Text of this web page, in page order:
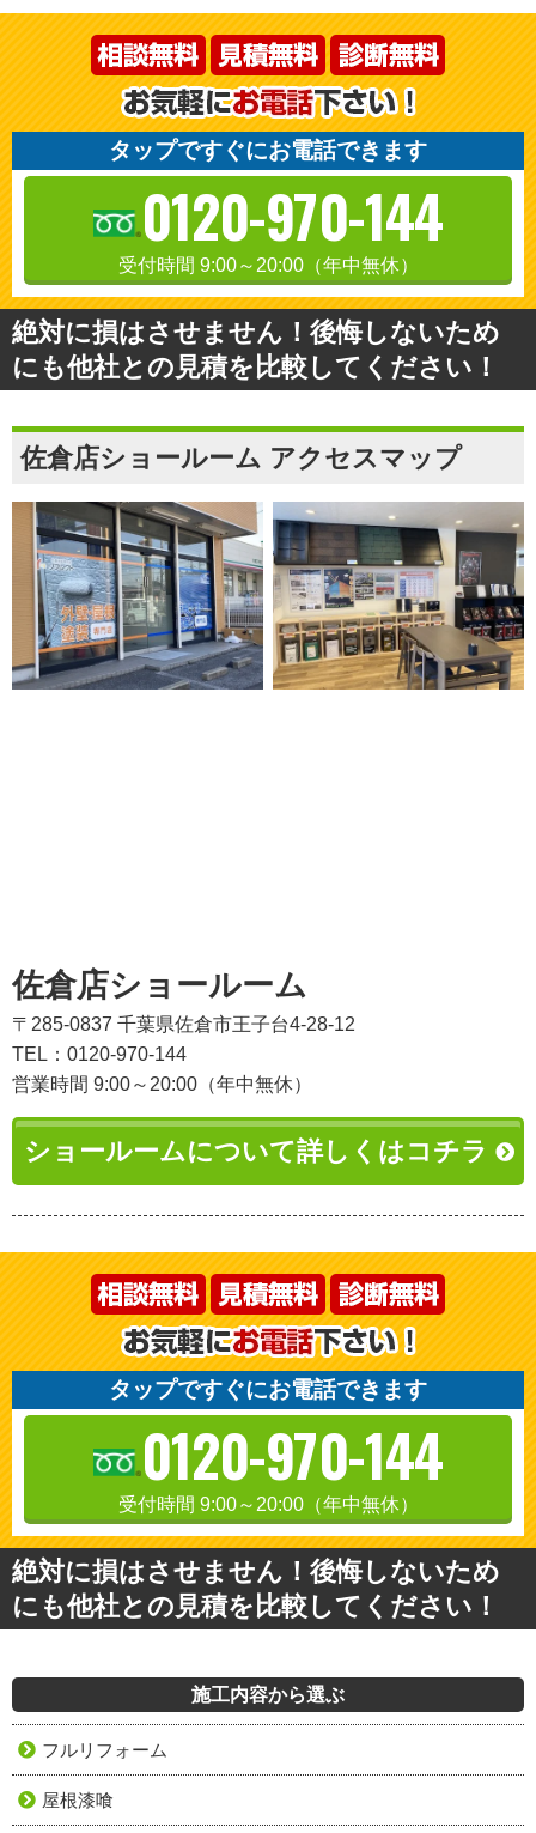
タップですぐにお電話できます
0120-970-144
受付時間 9:00～20:00（年中無休）
絶対に損はさせません！後悔しないため
にも他社との見積を比較してください！
佐倉店ショールーム アクセスマップ
佐倉店ショールーム
〒285-0837 千葉県佐倉市王子台4-28-12
TEL：0120-970-144
営業時間 9:00～20:00（年中無休）
ショールームについて詳しくはコチラ
タップですぐにお電話できます
0120-970-144
受付時間 9:00～20:00（年中無休）
絶対に損はさせません！後悔しないため
にも他社との見積を比較してください！
施工内容から選ぶ
フルリフォーム
屋根漆喰